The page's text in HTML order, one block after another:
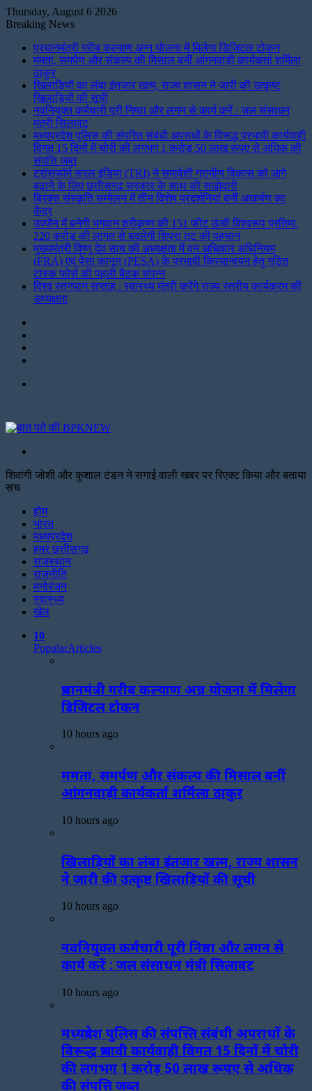
Thursday, August 6 2026
Breaking News
प्रधानमंत्री गरीब कल्याण अन्न योजना में मिलेगा डिजिटल टोकन
ममता, समर्पण और संकल्प की मिसाल बनीं आंगनवाड़ी कार्यकर्ता शर्मिला
ठाकुर
खिलाड़ियों का लंबा इंतजार खत्म, राज्य शासन ने जारी की उत्कृष्ट
खिलाड़ियों की सूची
नवनियुक्त कर्मचारी पूरी निष्ठा और लगन से कार्य करें : जल संसाधन
मंत्री सिलावट
मध्यप्रदेश पुलिस की संपत्त्ति संबंधी अपराधों के विरूद्ध प्रभावी कार्यवाही
विगत 15 दिनों में चोरी की लगभग 1 करोड़ 50 लाख रूपए से अधिक की
संपत्ति जब्‍त
ट्रांसफॉर्म रूरल इंडिया (TRI) ने समावेशी ग्रामीण विकास को आगे
बढ़ाने के लिए छत्तीसगढ़ सरकार के साथ की साझेदारी
ब्रिक्स संस्कृति सम्मेलन में तीन विशेष प्रदर्शनियां बनीं आकर्षण का
केंद्र
उज्जैन में बनेगी भगवान श्रीकृष्ण की 151 फीट ऊंची विश्वरूप प्रतिमा,
220 करोड़ की लागत से बदलेगी शिप्रा तट की पहचान
मुख्यमंत्री विष्णु देव साय की अध्यक्षता में वन अधिकार अधिनियम
(FRA) एवं पेसा कानून (PESA) के प्रभावी क्रियान्वयन हेतु गठित
टास्क फोर्स की पहली बैठक संपन्न
विश्व स्तनपान सप्ताह : स्वास्थ्य मंत्री करेंगे राज्य स्तरीय कार्यक्रम की
अध्यक्षता
शिवांगी जोशी और कुशाल टंडन ने सगाई वाली खबर पर रिएक्ट किया और बताया
सच
होम
भारत
मध्यप्रदेश
हमर छत्तीसगढ़
राजस्थान
राजनीति
मनोरंजन
स्वास्थ्य
खेल
10
PopularArticles
प्रधानमंत्री गरीब कल्याण अन्न योजना में मिलेगा
डिजिटल टोकन
10 hours ago
ममता, समर्पण और संकल्प की मिसाल बनीं
आंगनवाड़ी कार्यकर्ता शर्मिला ठाकुर
10 hours ago
खिलाड़ियों का लंबा इंतजार खत्म, राज्य शासन
ने जारी की उत्कृष्ट खिलाड़ियों की सूची
10 hours ago
नवनियुक्त कर्मचारी पूरी निष्ठा और लगन से
कार्य करें : जल संसाधन मंत्री सिलावट
10 hours ago
मध्यप्रदेश पुलिस की संपत्त्ति संबंधी अपराधों के
विरूद्ध प्रभावी कार्यवाही विगत 15 दिनों में चोरी
की लगभग 1 करोड़ 50 लाख रूपए से अधिक
की संपत्ति जब्‍त